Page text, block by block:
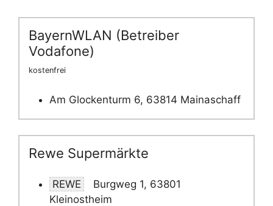
BayernWLAN (Betreiber
Vodafone)
kostenfrei
Am Glockenturm 6, 63814 Mainaschaff
Rewe Supermärkte
REWE
Burgweg 1, 63801
Kleinostheim